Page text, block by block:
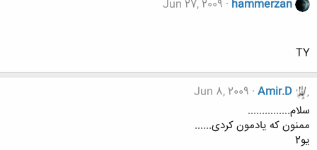
hammerzan
Jun 27, 2009
TY
Amir.D
Jun 8, 2009
سلام...............
ممنون که یادمون کردی......
یو2